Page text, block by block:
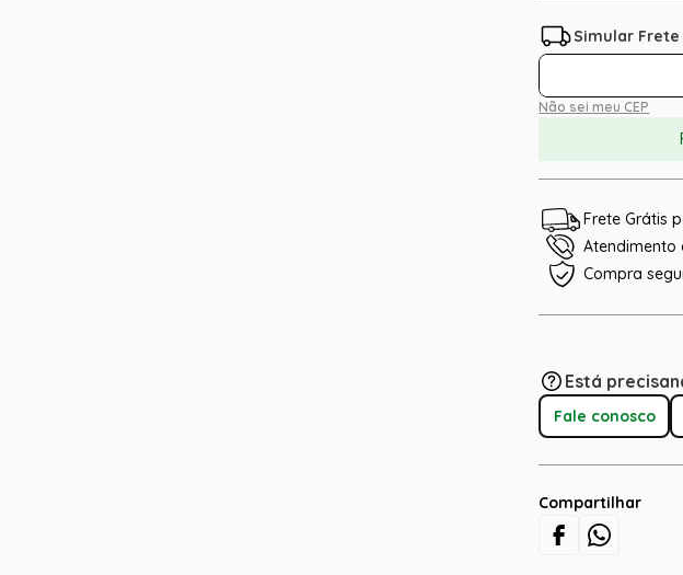
Não sei meu CEP
Frete Grátis
Atendimento
Compra
Está
Fale conosco
Compartilhar